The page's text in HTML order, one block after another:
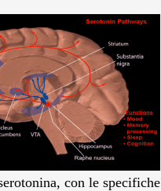
con le specifiche